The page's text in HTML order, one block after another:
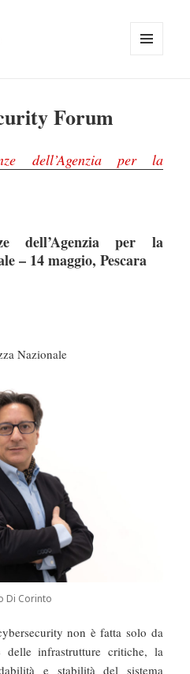
Forum
dell’Agenzia per la
dell’Agenzia per la
– 14 maggio, Pescara
Nazionale
Di Corinto
non è fatta solo da
delle infrastrutture critiche, la
e stabilità del sistema